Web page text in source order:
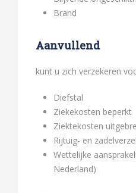
Brand
Aanvullend
kunt u zich verzekeren
Diefstal
Ziekekosten beperkt
Ziektekosten
Rijtuig- en
Wettelijke
Nederland)